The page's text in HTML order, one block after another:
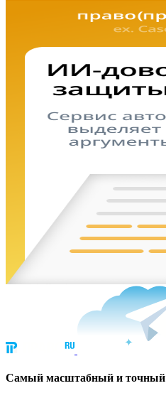
Cамый масштабный и точный